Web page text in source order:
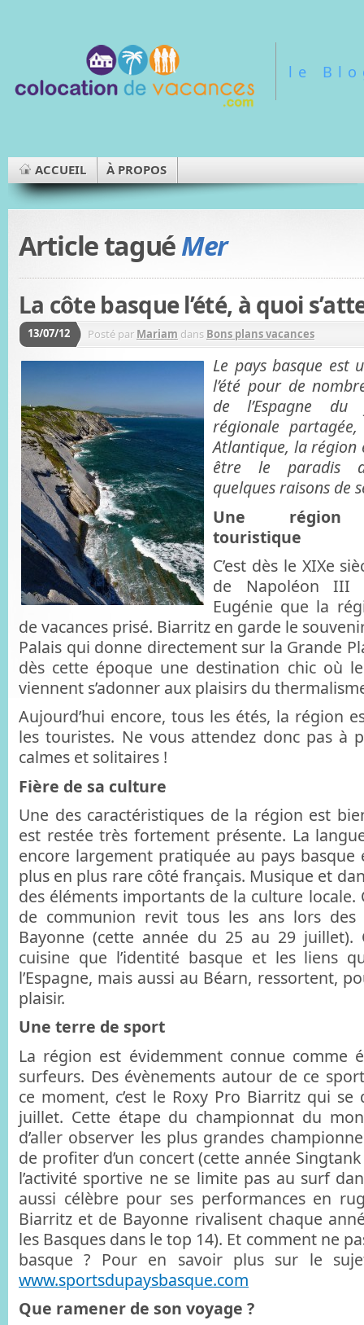
le
ACCUEIL À PROPOS
Article taguéMer
La côte basque l’été, à quoi
13/07/12 Posté par Mariam dans Bons plans vacances
Le pays basque est
l’été pour de
de l’Espagne
régionale
Atlantique, la région
être le paradis
quelques raisons de
Une région
touristique
C’est dès le XIXe
de Napoléon
Eugénie que la
de vacances prisé. Biarritz en garde le
Palais qui donne directement sur la Grande
dès cette époque une destination chic où
viennent s’adonner aux plaisirs du
Aujourd’hui encore, tous les étés, la région
les touristes. Ne vous attendez donc pas à
calmes et solitaires !
Fière de sa culture
Une des caractéristiques de la région est
est restée très fortement présente. La
encore largement pratiquée au pays basque
plus en plus rare côté français. Musique et
des éléments importants de la culture locale.
de communion revit tous les ans lors des
Bayonne (cette année du 25 au 29 juillet).
cuisine que l’identité basque et les liens
l’Espagne, mais aussi au Béarn, ressortent,
plaisir.
Une terre de sport
La région est évidemment connue comme
surfeurs. Des évènements autour de ce
ce moment, c’est le Roxy Pro Biarritz qui se
juillet. Cette étape du championnat du
d’aller observer les plus grandes
de profiter d’un concert (cette année
l’activité sportive ne se limite pas au surf
aussi célèbre pour ses performances en
Biarritz et de Bayonne rivalisent chaque
les Basques dans le top 14). Et comment ne
basque ? Pour en savoir plus sur le
www.sportsdupaysbasque.com
Que ramener de son voyage ?